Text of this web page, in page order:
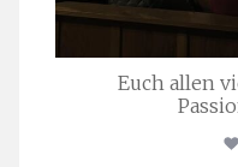
Euch allen